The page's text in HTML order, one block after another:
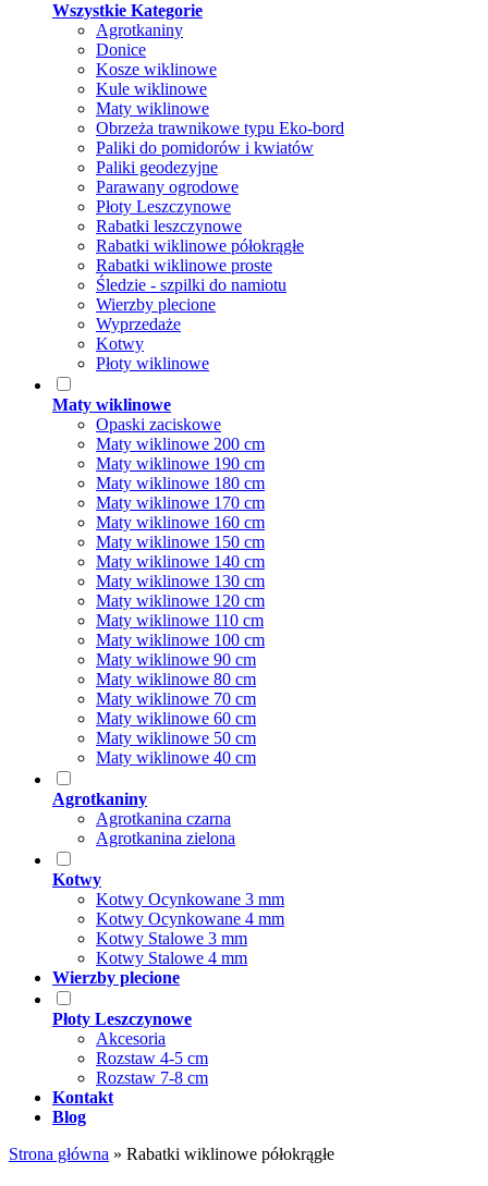
Wszystkie Kategorie
Agrotkaniny
Donice
Kosze wiklinowe
Kule wiklinowe
Maty wiklinowe
Obrzeża trawnikowe typu Eko-bord
Paliki do pomidorów i kwiatów
Paliki geodezyjne
Parawany ogrodowe
Płoty Leszczynowe
Rabatki leszczynowe
Rabatki wiklinowe półokrągłe
Rabatki wiklinowe proste
Śledzie - szpilki do namiotu
Wierzby plecione
Wyprzedaże
Kotwy
Płoty wiklinowe
Maty wiklinowe
Opaski zaciskowe
Maty wiklinowe 200 cm
Maty wiklinowe 190 cm
Maty wiklinowe 180 cm
Maty wiklinowe 170 cm
Maty wiklinowe 160 cm
Maty wiklinowe 150 cm
Maty wiklinowe 140 cm
Maty wiklinowe 130 cm
Maty wiklinowe 120 cm
Maty wiklinowe 110 cm
Maty wiklinowe 100 cm
Maty wiklinowe 90 cm
Maty wiklinowe 80 cm
Maty wiklinowe 70 cm
Maty wiklinowe 60 cm
Maty wiklinowe 50 cm
Maty wiklinowe 40 cm
Agrotkaniny
Agrotkanina czarna
Agrotkanina zielona
Kotwy
Kotwy Ocynkowane 3 mm
Kotwy Ocynkowane 4 mm
Kotwy Stalowe 3 mm
Kotwy Stalowe 4 mm
Wierzby plecione
Płoty Leszczynowe
Akcesoria
Rozstaw 4-5 cm
Rozstaw 7-8 cm
Kontakt
Blog
Strona główna » Rabatki wiklinowe półokrągłe